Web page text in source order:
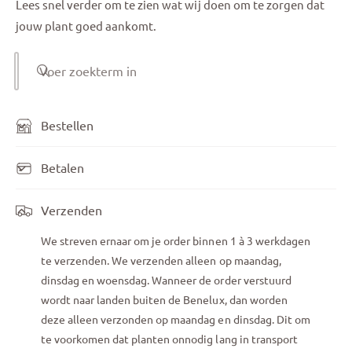
Lees snel verder om te zien wat wij doen om te zorgen dat
jouw plant goed aankomt.
Voer zoekterm in
Bestellen
Betalen
Verzenden
We streven ernaar om je order binnen 1 à 3 werkdagen
te verzenden. We verzenden alleen op maandag,
dinsdag en woensdag. Wanneer de order verstuurd
wordt naar landen buiten de Benelux, dan worden
deze alleen verzonden op maandag en dinsdag. Dit om
te voorkomen dat planten onnodig lang in transport